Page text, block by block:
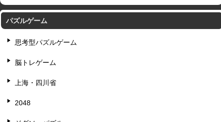
パズルゲーム
思考型パズルゲーム
脳トレゲーム
上海・四川省
2048